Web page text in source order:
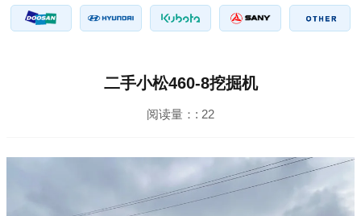
二手小松460-8挖掘机
阅读量：: 22